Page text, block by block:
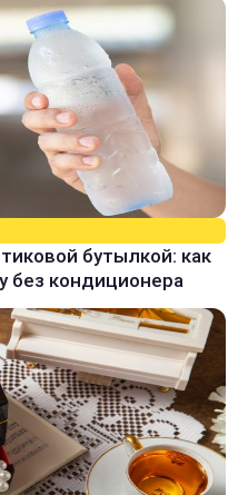
бутылкой: как
без кондиционера